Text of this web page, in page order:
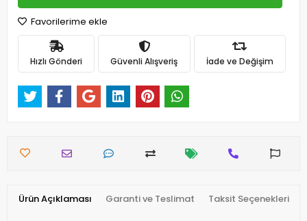
Favorilerime ekle
Hızlı Gönderi Güvenli Alışveriş İade ve Değişim
Ürün Açıklaması Garanti ve Teslimat Taksit Seçenekleri